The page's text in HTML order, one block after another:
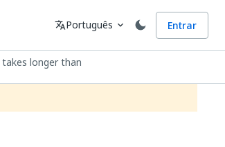
Idioma
translatePortuguês expand_more Entrar
longer than